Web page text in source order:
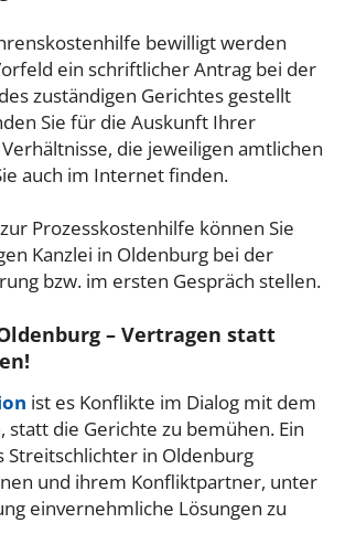
bewilligt werden
ein schriftlicher Antrag bei der
zuständigen Gerichtes gestellt
Sie für die Auskunft Ihrer
die jeweiligen amtlichen
auch im Internet finden.
Prozesskostenhilfe können Sie
Kanzlei in Oldenburg bei der
bzw. im ersten Gespräch stellen.
– Vertragen statt
ist es Konflikte im Dialog mit dem
statt die Gerichte zu bemühen. Ein
Streitschlichter in Oldenburg
und ihrem Konfliktpartner, unter
einvernehmliche Lösungen zu